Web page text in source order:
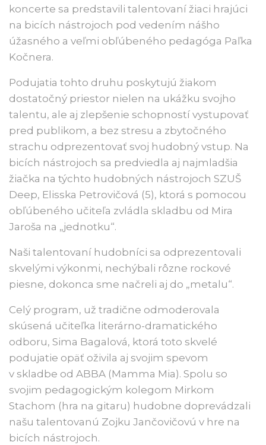
koncerte sa predstavili talentovaní žiaci hrajúci
na bicích nástrojoch pod vedením nášho
úžasného a veľmi obľúbeného pedagóga Paľka
Kočnera.
Podujatia tohto druhu poskytujú žiakom
dostatočný priestor nielen na ukážku svojho
talentu, ale aj zlepšenie schopností vystupovať
pred publikom, a bez stresu a zbytočného
strachu odprezentovať svoj hudobný vstup. Na
bicích nástrojoch sa predviedla aj najmladšia
žiačka na týchto hudobných nástrojoch SZUŠ
Deep, Elisska Petrovičová (5), ktorá s pomocou
obľúbeného učiteľa zvládla skladbu od Mira
Jaroša na „jednotku“.
Naši talentovaní hudobníci sa odprezentovali
skvelými výkonmi, nechýbali rôzne rockové
piesne, dokonca sme načreli aj do „metalu“.
Celý program, už tradične odmoderovala
skúsená učiteľka literárno-dramatického
odboru, Sima Bagalová, ktorá toto skvelé
podujatie opäť oživila aj svojim spevom
v skladbe od ABBA (Mamma Mia). Spolu so
svojim pedagogickým kolegom Mirkom
Stachom (hra na gitaru) hudobne doprevádzali
našu talentovanú Zojku Jančovičovú v hre na
bicích nástrojoch.